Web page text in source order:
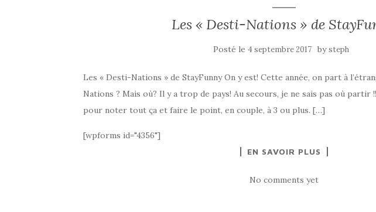
Les « Desti-Nations » de
Posté le4 septembre 2017 bysteph
Les « Desti-Nations » de StayFunny On y est! Cette année, on part à
Nations ? Mais où? Il y a trop de pays! Au secours, je ne sais pas où partir
pour noter tout ça et faire le point, en couple, à 3 ou plus. […]
[wpforms id="4356"]
EN SAVOIR PLUS
No comments yet